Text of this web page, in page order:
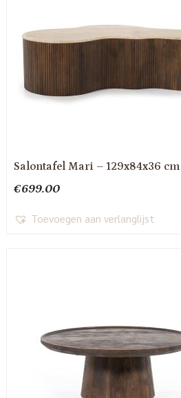
Salontafel Mari – 129x84x36
€699.00
Toevoegen aan verlanglijst